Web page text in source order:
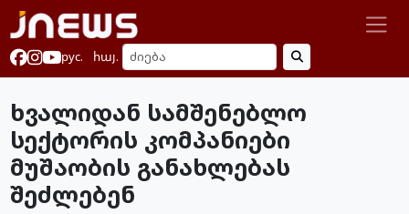
рус. հայ.
ხვალიდან სამშენებლო
სექტორის კომპანიები
მუშაობის განახლებას
შეძლებენ